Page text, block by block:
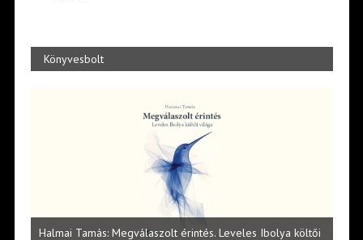
Könyvesbolt
Halmai Tamás: Megválaszolt érintés. Leveles Ibolya költői